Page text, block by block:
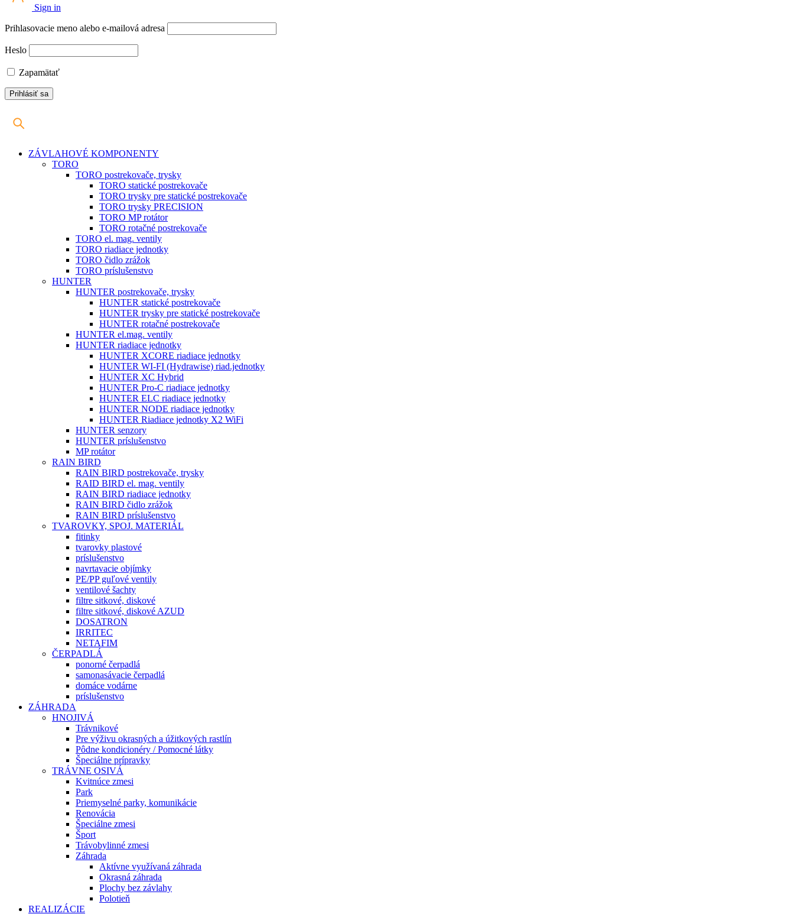
Sign in
Prihlasovacie meno alebo e-mailová adresa
Heslo
Zapamätať
ZÁVLAHOVÉ KOMPONENTY
TORO
TORO postrekovače, trysky
TORO statické postrekovače
TORO trysky pre statické postrekovače
TORO trysky PRECISION
TORO MP rotátor
TORO rotačné postrekovače
TORO el. mag. ventily
TORO riadiace jednotky
TORO čidlo zrážok
TORO príslušenstvo
HUNTER
HUNTER postrekovače, trysky
HUNTER statické postrekovače
HUNTER trysky pre statické postrekovače
HUNTER rotačné postrekovače
HUNTER el.mag. ventily
HUNTER riadiace jednotky
HUNTER XCORE riadiace jednotky
HUNTER WI-FI (Hydrawise) riad.jednotky
HUNTER XC Hybrid
HUNTER Pro-C riadiace jednotky
HUNTER ELC riadiace jednotky
HUNTER NODE riadiace jednotky
HUNTER Riadiace jednotky X2 WiFi
HUNTER senzory
HUNTER príslušenstvo
MP rotátor
RAIN BIRD
RAIN BIRD postrekovače, trysky
RAID BIRD el. mag. ventily
RAIN BIRD riadiace jednotky
RAIN BIRD čidlo zrážok
RAIN BIRD príslušenstvo
TVAROVKY, SPOJ. MATERIÁL
fitinky
tvarovky plastové
príslušenstvo
navrtavacie objímky
PE/PP guľové ventily
ventilové šachty
filtre sitkové, diskové
filtre sitkové, diskové AZUD
DOSATRON
IRRITEC
NETAFIM
ČERPADLÁ
ponorné čerpadlá
samonasávacie čerpadlá
domáce vodárne
príslušenstvo
ZÁHRADA
HNOJIVÁ
Trávnikové
Pre výživu okrasných a úžitkových rastlín
Pôdne kondicionéry / Pomocné látky
Špeciálne prípravky
TRÁVNE OSIVÁ
Kvitnúce zmesi
Park
Priemyselné parky, komunikácie
Renovácia
Špeciálne zmesi
Šport
Trávobylinné zmesi
Záhrada
Aktívne využívaná záhrada
Okrasná záhrada
Plochy bez závlahy
Polotieň
REALIZÁCIE